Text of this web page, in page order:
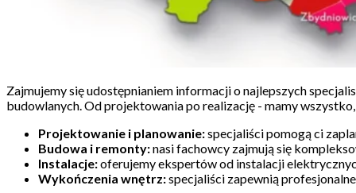
Zajmujemy się udostępnianiem informacji o najlepszych
budowlanych. Od projektowania po realizację - mamy
Projektowanie i planowanie:specjaliści pomogą ci
Budowa i remonty:nasi fachowcy zajmują się
Instalacje:oferujemy ekspertów od instalacji
Wykończenia wnętrz:specjaliści zapewnią